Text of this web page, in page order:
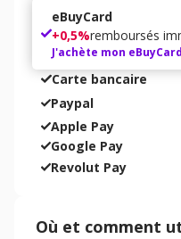
eBuyCard
+0,5%remboursés
J'achète mon eBuyCard
Carte bancaire
Paypal
Apple Pay
Google Pay
Revolut Pay
Où et comment